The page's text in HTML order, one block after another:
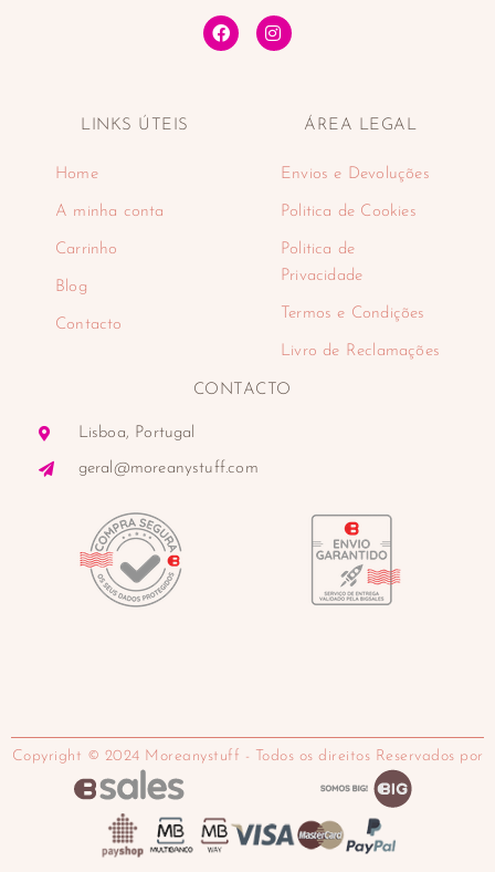
LINKS ÚTEIS
Home
A minha conta
Carrinho
Blog
Contacto
ÁREA LEGAL
Envios e Devoluções
Politica de Cookies
Politica de
Privacidade
Termos e Condições
Livro de Reclamações
CONTACTO
Lisboa, Portugal
geral@moreanystuff.com
Copyright © 2024 Moreanystuff - Todos os direitos Reservados por